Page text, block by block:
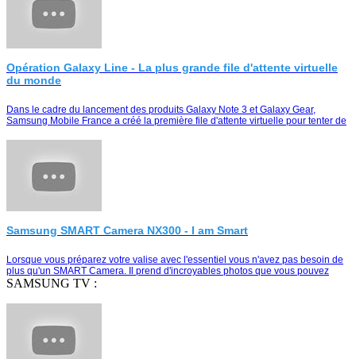
Opération Galaxy Line - La plus grande file d'attente virtuelle
du monde
Dans le cadre du lancement des produits Galaxy Note 3 et Galaxy Gear,
Samsung Mobile France a créé la première file d'attente virtuelle pour tenter de
Samsung SMART Camera NX300 - I am Smart
Lorsque vous préparez votre valise avec l'essentiel vous n'avez pas besoin de
plus qu'un SMART Camera. Il prend d'incroyables photos que vous pouvez
partager instantanément e…
SAMSUNG TV :